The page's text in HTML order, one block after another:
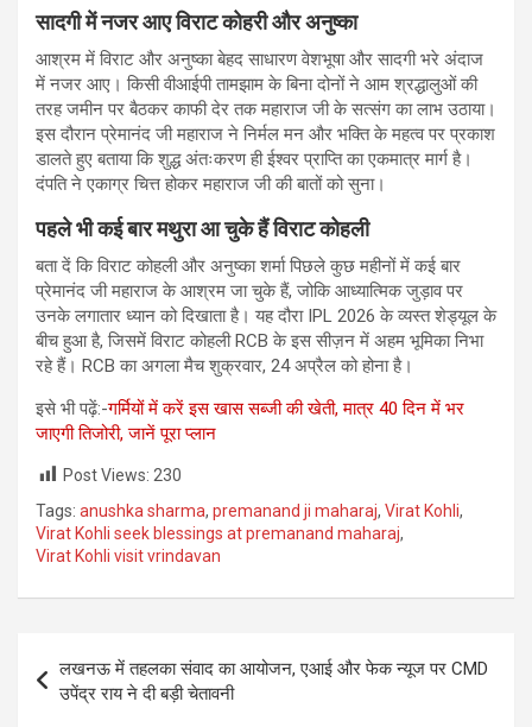
सादगी में नजर आए विराट कोहरी औरअनुष्का
आश्रम में विराट और अनुष्का बेहद साधारण वेशभूषा और सादगी भरे अंदाज
में नजर आए। किसी वीआईपी तामझाम के बिना दोनों ने आम श्रद्धालुओं की
तरह जमीन पर बैठकर काफी देर तक महाराज जी के सत्संग का लाभ उठाया।
इस दौरान प्रेमानंद जी महाराज ने निर्मल मन और भक्ति के महत्व पर प्रकाश
डालते हुए बताया कि शुद्ध अंतःकरण ही ईश्वर प्राप्ति का एकमात्र मार्ग है।
दंपति ने एकाग्र चित्त होकर महाराज जी की बातों को सुना।
पहले भी कई बार मथुरा आ चुके हैं विराट कोहली
बता दें कि विराट कोहली और अनुष्का शर्मा पिछले कुछ महीनों में कई बार
प्रेमानंद जी महाराज के आश्रम जा चुके हैं, जोकि आध्यात्मिक जुड़ाव पर
उनके लगातार ध्यान को दिखाता है। यह दौरा IPL 2026 के व्यस्त शेड्यूल के
बीच हुआ है, जिसमें विराट कोहली RCB के इस सीज़न में अहम भूमिका निभा
रहे हैं। RCB का अगला मैच शुक्रवार, 24 अप्रैल को होना है।
इसे भी पढ़ें:-गर्मियों में करें इस खास सब्जी की खेती, मात्र 40 दिन में भर
जाएगी तिजोरी, जानें पूरा प्लान
Post Views: 230
Tags: anushka sharma, premanand ji maharaj, Virat Kohli,
Virat Kohli seek blessings at premanand maharaj,
Virat Kohli visit vrindavan
navigation
लखनऊ में तहलका संवाद का आयोजन, एआई और फेक न्यूज पर CMD
उपेंद्र राय ने दी बड़ी चेतावनी